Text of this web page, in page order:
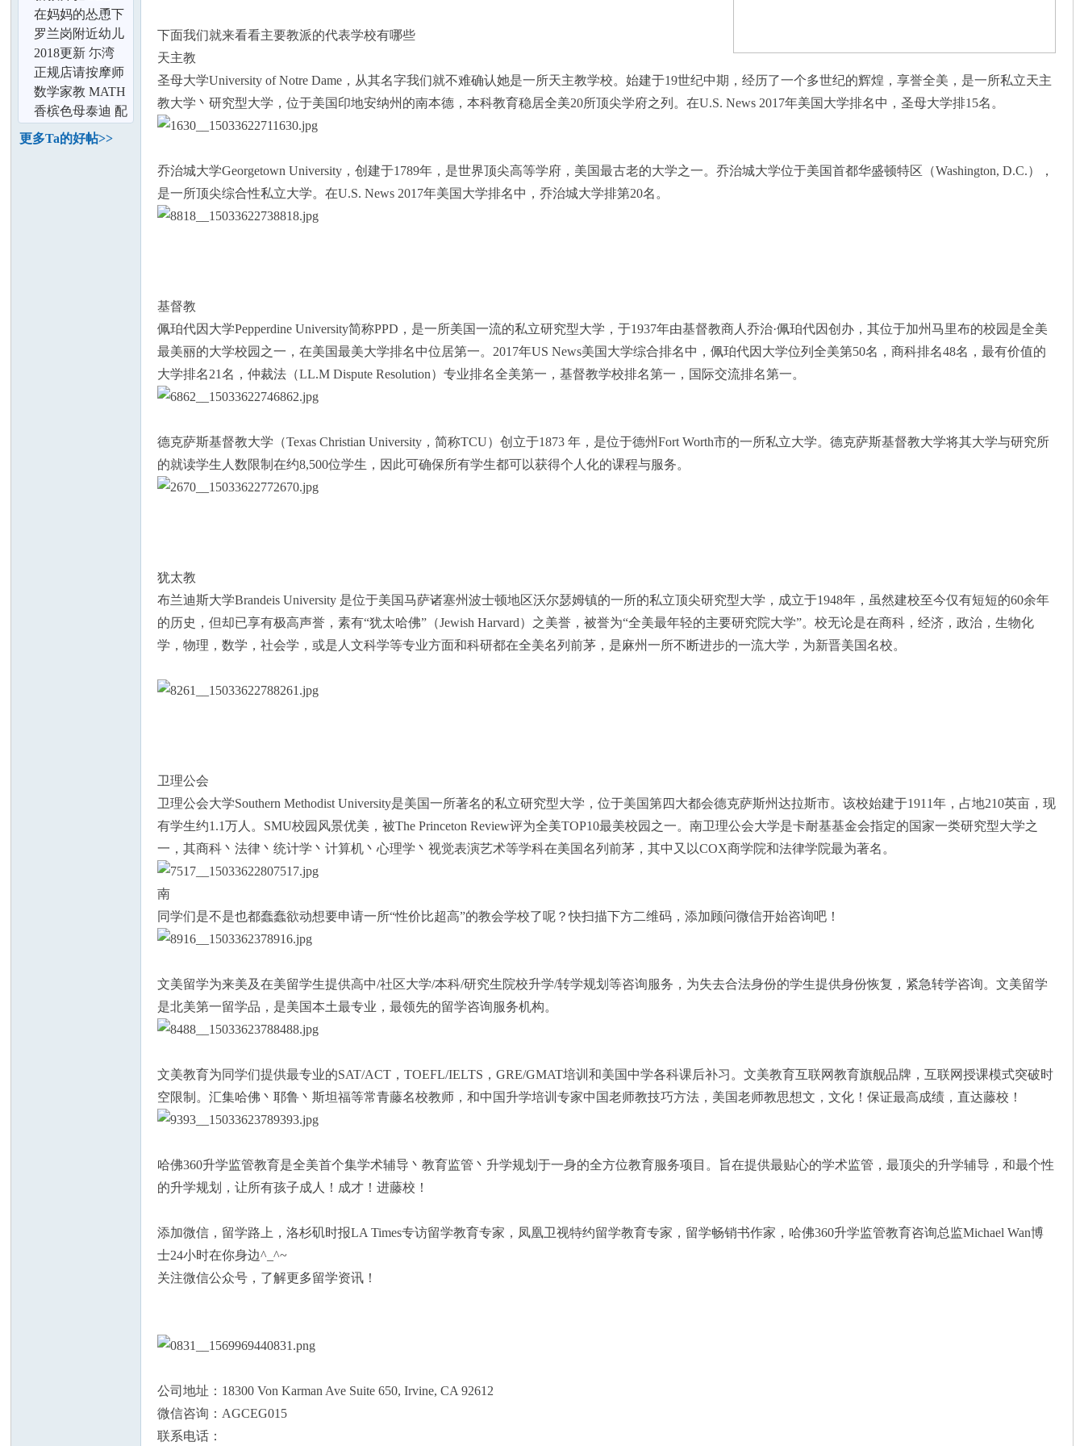
租
C300 GLE 保时
捷卡宴 特价出租
在妈妈的怂恿下
进行了人生中第
一次纹眉
罗兰岗附近幼儿
园
2018更新 尓湾
Irvine三房联排别
墅现房拎包
正规店请按摩师
（色免）
数学家教 MATH
TUTORING
香槟色母泰迪 配
种
更多Ta的好帖>>
下面我们就来看看主要教派的代表学校有哪些
天主教
圣母大学University of Notre Dame，从其名字我们就不难确认她是一所天主教学校。始建于19世纪中期，经历了一个多世纪的辉煌，享誉全美，是一所私立天主
教大学丶研究型大学，位于美国印地安纳州的南本德，本科教育稳居全美20所顶尖学府之列。在U.S. News 2017年美国大学排名中，圣母大学排15名。
乔治城大学Georgetown University，创建于1789年，是世界顶尖高等学府，美国最古老的大学之一。乔治城大学位于美国首都华盛顿特区（Washington, D.C.），
是一所顶尖综合性私立大学。在U.S. News 2017年美国大学排名中，乔治城大学排第20名。
基督教
佩珀代因大学Pepperdine University简称PPD，是一所美国一流的私立研究型大学，于1937年由基督教商人乔治·佩珀代因创办，其位于加州马里布的校园是全美
最美丽的大学校园之一，在美国最美大学排名中位居第一。2017年US News美国大学综合排名中，佩珀代因大学位列全美第50名，商科排名48名，最有价值的
大学排名21名，仲裁法（LL.M Dispute Resolution）专业排名全美第一，基督教学校排名第一，国际交流排名第一。
德克萨斯基督教大学（Texas Christian University，简称TCU）创立于1873 年，是位于德州Fort Worth市的一所私立大学。德克萨斯基督教大学将其大学与研究所
的就读学生人数限制在约8,500位学生，因此可确保所有学生都可以获得个人化的课程与服务。
犹太教
布兰迪斯大学Brandeis University 是位于美国马萨诸塞州波士顿地区沃尔瑟姆镇的一所的私立顶尖研究型大学，成立于1948年，虽然建校至今仅有短短的60余年
的历史，但却已享有极高声誉，素有“犹太哈佛”（Jewish Harvard）之美誉，被誉为“全美最年轻的主要研究院大学”。校无论是在商科，经济，政治，生物化
学，物理，数学，社会学，或是人文科学等专业方面和科研都在全美名列前茅，是麻州一所不断进步的一流大学，为新晋美国名校。
卫理公会
卫理公会大学Southern Methodist University是美国一所著名的私立研究型大学，位于美国第四大都会德克萨斯州达拉斯市。该校始建于1911年，占地210英亩，现
有学生约1.1万人。SMU校园风景优美，被The Princeton Review评为全美TOP10最美校园之一。南卫理公会大学是卡耐基基金会指定的国家一类研究型大学之
一，其商科丶法律丶统计学丶计算机丶心理学丶视觉表演艺术等学科在美国名列前茅，其中又以COX商学院和法律学院最为著名。
南
同学们是不是也都蠢蠢欲动想要申请一所“性价比超高”的教会学校了呢？快扫描下方二维码，添加顾问微信开始咨询吧！
文美留学为来美及在美留学生提供高中/社区大学/本科/研究生院校升学/转学规划等咨询服务，为失去合法身份的学生提供身份恢复，紧急转学咨询。文美留学
是北美第一留学品，是美国本土最专业，最领先的留学咨询服务机构。
文美教育为同学们提供最专业的SAT/ACT，TOEFL/IELTS，GRE/GMAT培训和美国中学各科课后补习。文美教育互联网教育旗舰品牌，互联网授课模式突破时
空限制。汇集哈佛丶耶鲁丶斯坦福等常青藤名校教师，和中国升学培训专家中国老师教技巧方法，美国老师教思想文，文化！保证最高成绩，直达藤校！
哈佛360升学监管教育是全美首个集学术辅导丶教育监管丶升学规划于一身的全方位教育服务项目。旨在提供最贴心的学术监管，最顶尖的升学辅导，和最个性
的升学规划，让所有孩子成人！成才！进藤校！
添加微信，留学路上，洛杉矶时报LA Times专访留学教育专家，凤凰卫视特约留学教育专家，留学畅销书作家，哈佛360升学监管教育咨询总监Michael Wan博
士24小时在你身边^_^~
关注微信公众号，了解更多留学资讯！
公司地址：18300 Von Karman Ave Suite 650, Irvine, CA 92612
微信咨询：AGCEG015
联系电话：